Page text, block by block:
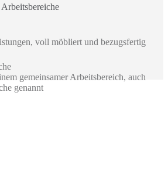
voll möbliert und bezugsfertig
gemeinsamer Arbeitsbereich, auch
genannt
mit Post-, Empfangs- und Ad-